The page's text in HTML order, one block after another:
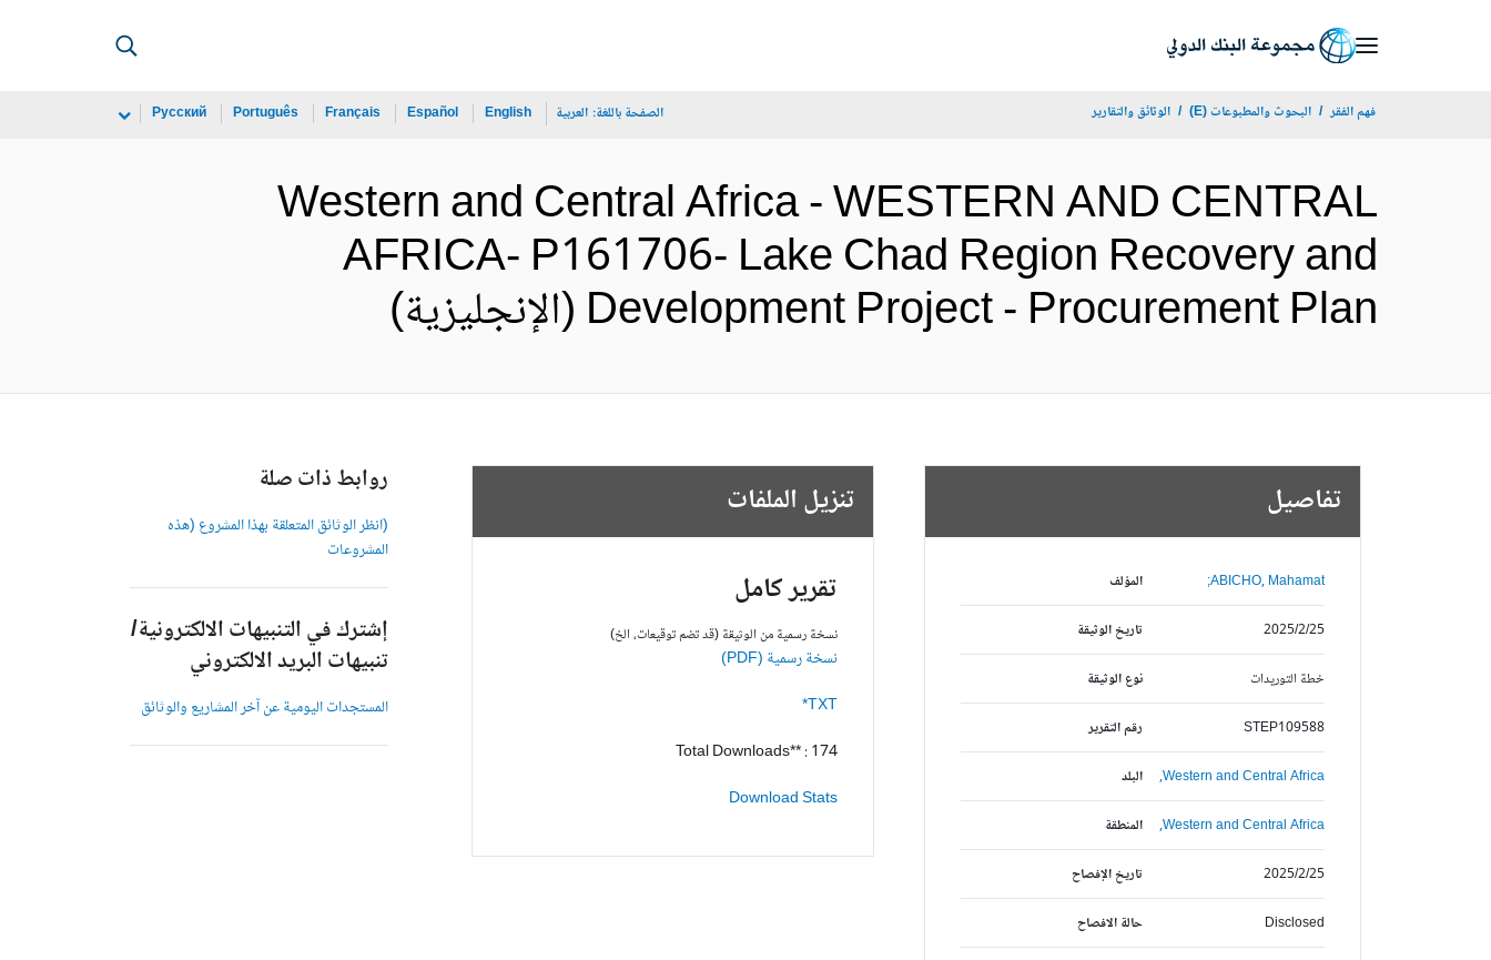
فهم الفقر البحوث والمطبوعات (E) الوثائق والتقارير الصفحة باللغة: العربية English
Español
Français
Português
Русский
Western and Central Africa - WESTERN AND CENTRAL
AFRICA- P161706- Lake Chad Region Recovery and
Development Project - Procurement Plan (الإنجليزية)
تفاصيل
المؤلف ABICHO, Mahamat;
تاريخ الوثيقة 2025/2/25
نوع الوثيقة خطة التوريدات
رقم التقرير STEP109588
البلد Western and Central Africa,
المنطقة Western and Central Africa,
تاريخ الإفصاح 2025/2/25
حالة الافصاح Disclosed
تنزيل الملفات
تقرير كامل
نسخة رسمية من الوثيقة (قد تضم توقيعات، الخ)
نسخة رسمية (PDF)
TXT*
Total Downloads** : 174
Download Stats
روابط ذات صلة
(انظر الوثائق المتعلقة بهذا المشروع (هذه
المشروعات
إشترك في التنبيهات الالكترونية/
تنبيهات البريد الالكتروني
المستجدات اليومية عن آخر المشاريع والوثائق